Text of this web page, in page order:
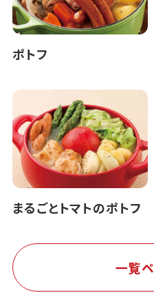
ポトフ
まるごとトマトのポトフ
一覧